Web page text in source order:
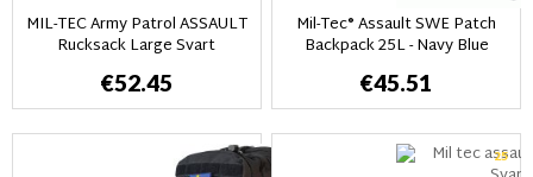
MIL-TEC Army Patrol ASSAULT
Rucksack Large Svart
€52.45
Mil-Tec® Assault SWE Patch
Backpack 25L - Navy Blue
€45.51
25